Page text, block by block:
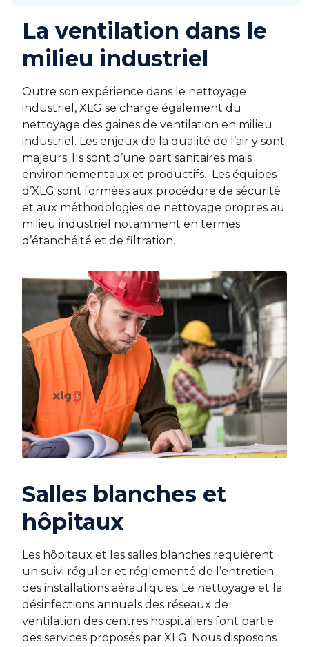
La ventilation dans le
milieu industriel
Outre son expérience dans le nettoyage
industriel, XLG se charge également du
nettoyage des gaines de ventilation en milieu
industriel. Les enjeux de la qualité de l’air y sont
majeurs. Ils sont d’une part sanitaires mais
environnementaux et productifs. Les équipes
d’XLG sont formées aux procédure de sécurité
et aux méthodologies de nettoyage propres au
milieu industriel notamment en termes
d’étanchéité et de filtration.
Salles blanches et
hôpitaux
Les hôpitaux et les salles blanches requièrent
un suivi régulier et réglementé de l’entretien
des installations aérauliques. Le nettoyage et la
désinfections annuels des réseaux de
ventilation des centres hospitaliers font partie
des services proposés par XLG. Nous disposons